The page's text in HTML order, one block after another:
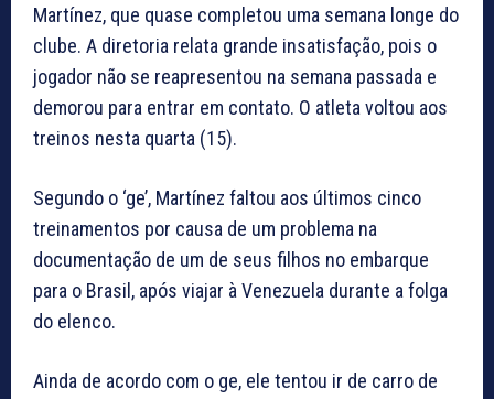
Martínez, que quase completou uma semana longe do
clube. A diretoria relata grande insatisfação, pois o
jogador não se reapresentou na semana passada e
demorou para entrar em contato. O atleta voltou aos
treinos nesta quarta (15).
Segundo o ‘ge’, Martínez faltou aos últimos cinco
treinamentos por causa de um problema na
documentação de um de seus filhos no embarque
para o Brasil, após viajar à Venezuela durante a folga
do elenco.
Ainda de acordo com o ge, ele tentou ir de carro de